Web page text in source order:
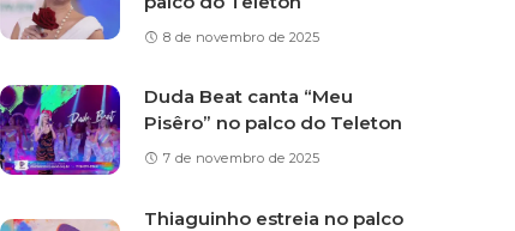
8 de novembro de 2025
Duda Beat canta “Meu
Pisêro” no palco do Teleton
7 de novembro de 2025
Thiaguinho estreia no palco